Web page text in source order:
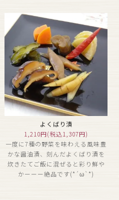
よくばり漬
1,210円(税込1,307円)
一度に7種の野菜を味わえる風味豊
かな醤油漬、刻んだよくばり漬を
炊きたてご飯に混ぜると彩り鮮や
かーーー絶品です(*´ω`*)